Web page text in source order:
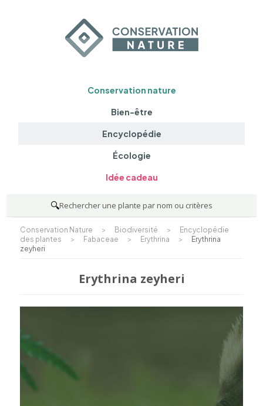
Conservation nature
Bien-être
Encyclopédie
Écologie
Idée cadeau
🔍Rechercher une plante par nom ou critères
Conservation Nature > Biodiversité >
Encyclopédie
des plantes
> Fabaceae > Erythrina >
Erythrina
zeyheri
Erythrina zeyheri